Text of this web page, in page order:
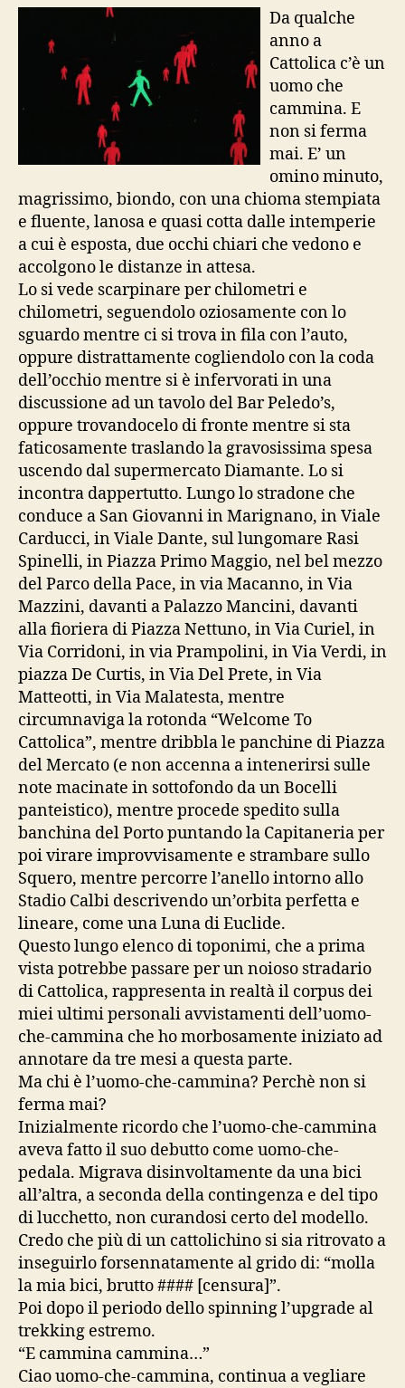
cammina
Da qualche
anno a
Cattolica c’è un
uomo che
cammina. E
non si ferma
mai. E’ un
omino minuto,
magrissimo, biondo, con una chioma stempiata
e fluente, lanosa e quasi cotta dalle intemperie
a cui è esposta, due occhi chiari che vedono e
accolgono le distanze in attesa.
Lo si vede scarpinare per chilometri e
chilometri, seguendolo oziosamente con lo
sguardo mentre ci si trova in fila con l’auto,
oppure distrattamente cogliendolo con la coda
dell’occhio mentre si è infervorati in una
discussione ad un tavolo del Bar Peledo’s,
oppure trovandocelo di fronte mentre si sta
faticosamente traslando la gravosissima spesa
uscendo dal supermercato Diamante. Lo si
incontra dappertutto. Lungo lo stradone che
conduce a San Giovanni in Marignano, in Viale
Carducci, in Viale Dante, sul lungomare Rasi
Spinelli, in Piazza Primo Maggio, nel bel mezzo
del Parco della Pace, in via Macanno, in Via
Mazzini, davanti a Palazzo Mancini, davanti
alla fioriera di Piazza Nettuno, in Via Curiel, in
Via Corridoni, in via Prampolini, in Via Verdi, in
piazza De Curtis, in Via Del Prete, in Via
Matteotti, in Via Malatesta, mentre
circumnaviga la rotonda “Welcome To
Cattolica”, mentre dribbla le panchine di Piazza
del Mercato (e non accenna a intenerirsi sulle
note macinate in sottofondo da un Bocelli
panteistico), mentre procede spedito sulla
banchina del Porto puntando la Capitaneria per
poi virare improvvisamente e strambare sullo
Squero, mentre percorre l’anello intorno allo
Stadio Calbi descrivendo un’orbita perfetta e
lineare, come una Luna di Euclide.
Questo lungo elenco di toponimi, che a prima
vista potrebbe passare per un noioso stradario
di Cattolica, rappresenta in realtà il corpus dei
miei ultimi personali avvistamenti dell’uomo-
che-cammina che ho morbosamente iniziato ad
annotare da tre mesi a questa parte.
Ma chi è l’uomo-che-cammina? Perchè non si
ferma mai?
Inizialmente ricordo che l’uomo-che-cammina
aveva fatto il suo debutto come uomo-che-
pedala. Migrava disinvoltamente da una bici
all’altra, a seconda della contingenza e del tipo
di lucchetto, non curandosi certo del modello.
Credo che più di un cattolichino si sia ritrovato a
inseguirlo forsennatamente al grido di: “molla
la mia bici, brutto #### [censura]”.
Poi dopo il periodo dello spinning l’upgrade al
trekking estremo.
“E cammina cammina…”
Ciao uomo-che-cammina, continua a vegliare